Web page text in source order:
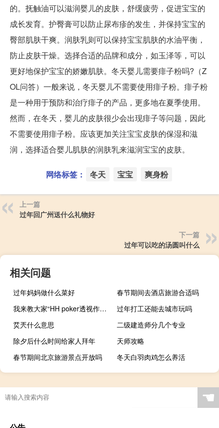
的。抚触油可以滋润婴儿的皮肤，舒缓疲劳，促进宝宝的
成长发育。护臀膏可以防止尿布疹的发生，并保持宝宝的
臀部肌肤干爽。润肤乳则可以保持宝宝肌肤的水油平衡，
防止皮肤干燥。选择合适的品牌和成分，如玉泽等，可以
更好地保护宝宝的娇嫩肌肤。冬天婴儿需要痱子粉吗?（Z
OL问答）一般来说，冬天婴儿不需要使用痱子粉。痱子粉
是一种用于预防和治疗痱子的产品，更多地在夏季使用。
然而，在冬天，婴儿的皮肤很少会出现痱子等问题，因此
不需要使用痱子粉。应该更加关注宝宝皮肤的保湿和滋
润，选择适合婴儿肌肤的润肤乳来滋润宝宝的皮肤。
网络标签： 冬天 宝宝 爽身粉
上一篇
过年回广州送什么礼物好
下一篇
过年可以吃的汤圆叫什么
相关问题
过年妈妈做什么菜好
春节期间去酒店旅游合适吗
我来教大家“HH poker透视作弊挂教程”原来真可以开挂
过年打工还能去城市玩吗
烎兲什么意思
二级建造师分几个专业
除夕后什么时间给家人拜年
天师攻略
春节期间北京旅游景点开放吗
冬天白羽肉鸡怎么养活
☚